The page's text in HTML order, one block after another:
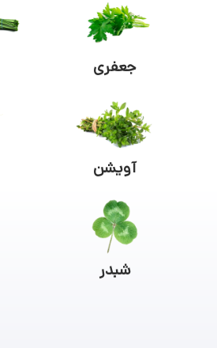
جعفری
آویشن
شبدر